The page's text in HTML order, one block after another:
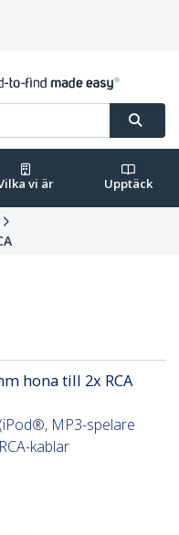
vi är Upptäck
hona till 2x RCA
MP3-spelare
kablar